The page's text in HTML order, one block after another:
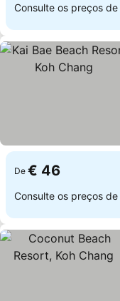
Consulte os preços de
De € 46
Consulte os preços de